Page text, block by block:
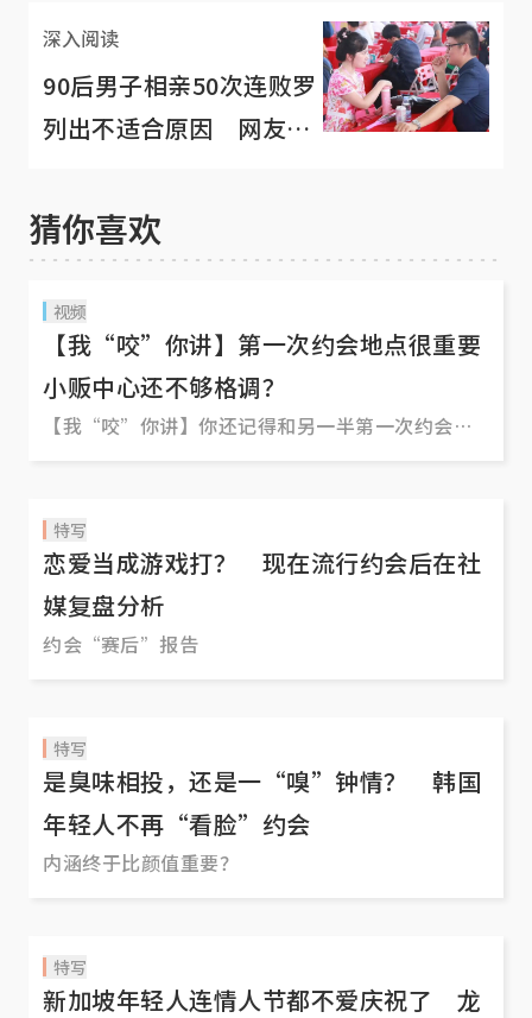
深入阅读
90后男子相亲50次连败罗
列出不适合原因 网友：
猜你喜欢
视频
【我“咬”你讲】第一次约会地点很重要
小贩中心还不够格调？
【我“咬”你讲】你还记得和另一半第一次约会的
隅——小贩中心，你能不能接受？来跟红蚂蚁一起探
探本地男女的口风。
特写
恋爱当成游戏打？ 现在流行约会后在社
媒复盘分析
约会“赛后”报告
特写
是臭味相投，还是一“嗅”钟情？ 韩国
年轻人不再“看脸”约会
内涵终于比颜值重要？
特写
新加坡年轻人连情人节都不爱庆祝了 龙